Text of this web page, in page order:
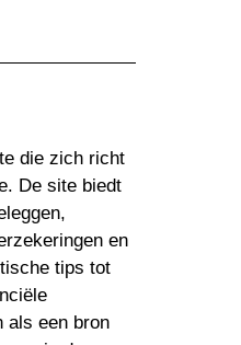
die zich richt
De site biedt
en
tips tot
als een bron